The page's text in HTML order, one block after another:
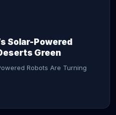
Solar-Powered
Green
Robots Are Turning